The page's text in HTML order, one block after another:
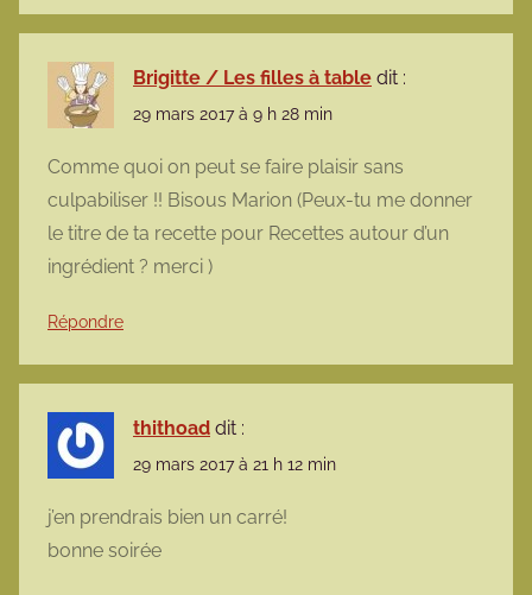
Brigitte / Les filles à table dit :
29 mars 2017 à 9 h 28 min
Comme quoi on peut se faire plaisir sans
culpabiliser !! Bisous Marion (Peux-tu me donner
le titre de ta recette pour Recettes autour d’un
ingrédient ? merci )
Répondre
thithoad dit :
29 mars 2017 à 21 h 12 min
j’en prendrais bien un carré!
bonne soirée